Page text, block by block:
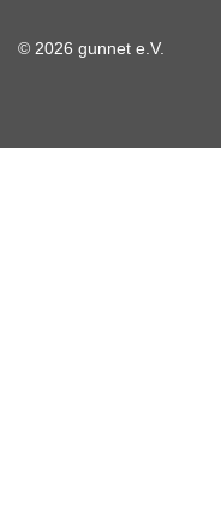
© 2026 gunnet e.V.